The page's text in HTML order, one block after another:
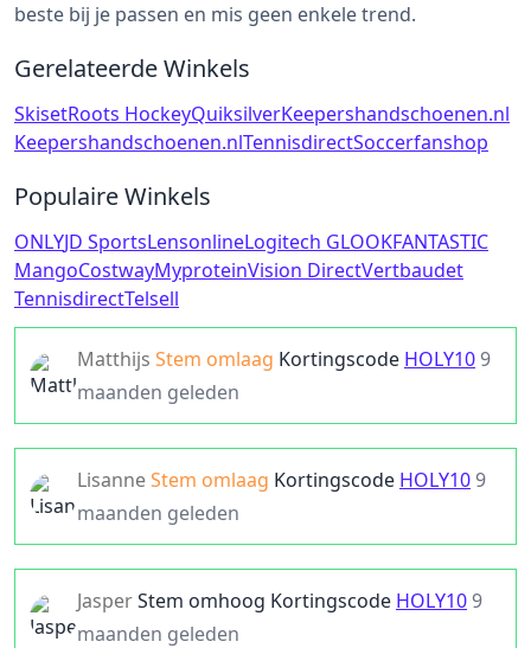
beste bij je passen en mis geen enkele trend.
Gerelateerde Winkels
SkisetRoots HockeyQuiksilverKeepershandschoenen.nl
Keepershandschoenen.nlTennisdirectSoccerfanshop
Populaire Winkels
ONLYJD SportsLensonlineLogitech GLOOKFANTASTIC
MangoCostwayMyproteinVision DirectVertbaudet
TennisdirectTelsell
Matthijs Stem omlaag Kortingscode HOLY109
maanden geleden
LisanneStem omlaag Kortingscode HOLY109
maanden geleden
JasperStem omhoog Kortingscode HOLY109
maanden geleden